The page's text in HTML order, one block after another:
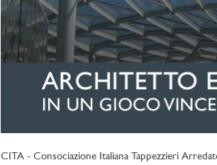
CITA - Consociazione Italiana Tappezzieri